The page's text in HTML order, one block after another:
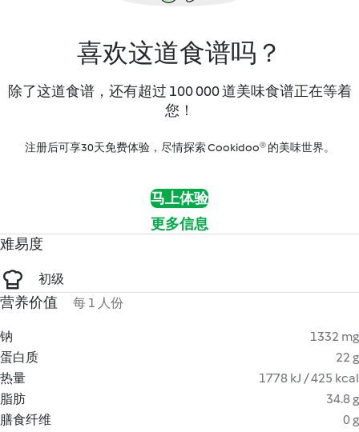
喜欢这道食谱吗？
除了这道食谱，还有超过 100 000 道美味食谱正在等着
您！
注册后可享30天免费体验，尽情探索 Cookidoo® 的美味世界。
马上体验
更多信息
难易度
初级
营养价值 每 1 人份
钠
1332 mg
蛋白质
22 g
热量
1778 kJ / 425 kcal
脂肪
34.8 g
膳食纤维
0 g